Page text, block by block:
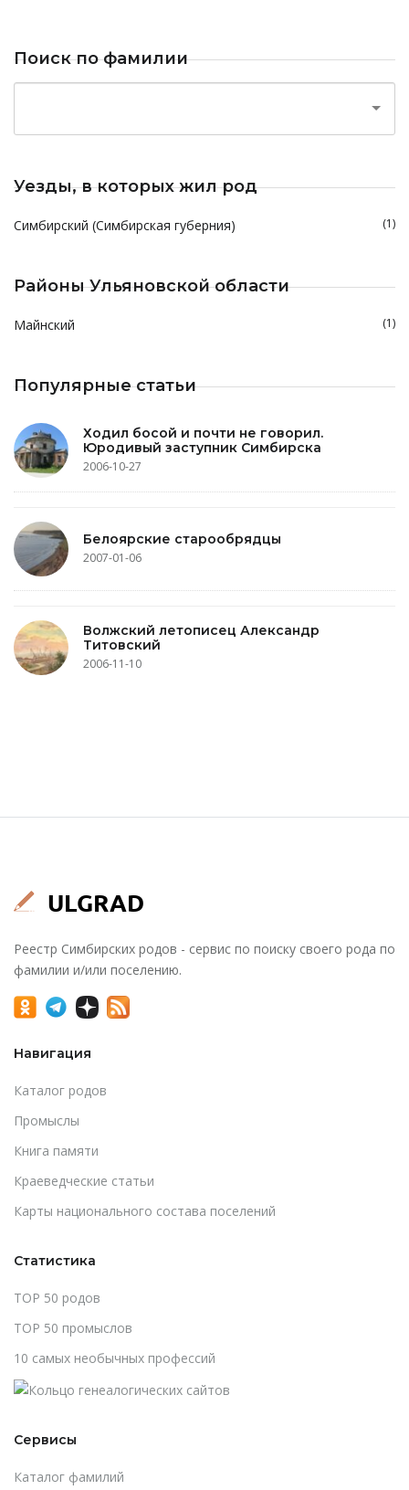
Поиск по фамилии
Уезды, в которых жил род
Симбирский (Симбирская губерния) (1)
Районы Ульяновской области
Майнский (1)
Популярные статьи
Ходил босой и почти не говорил.
Юродивый заступник Симбирска
2006-10-27
Белоярские старообрядцы
2007-01-06
Волжский летописец Александр
Титовский
2006-11-10
Реестр Симбирских родов - сервис по поиску своего рода по
фамилии и/или поселению.
Навигация
Каталог родов
Промыслы
Книга памяти
Краеведческие статьи
Карты национального состава поселений
Статистика
TOP 50 родов
TOP 50 промыслов
10 самых необычных профессий
Сервисы
Каталог фамилий